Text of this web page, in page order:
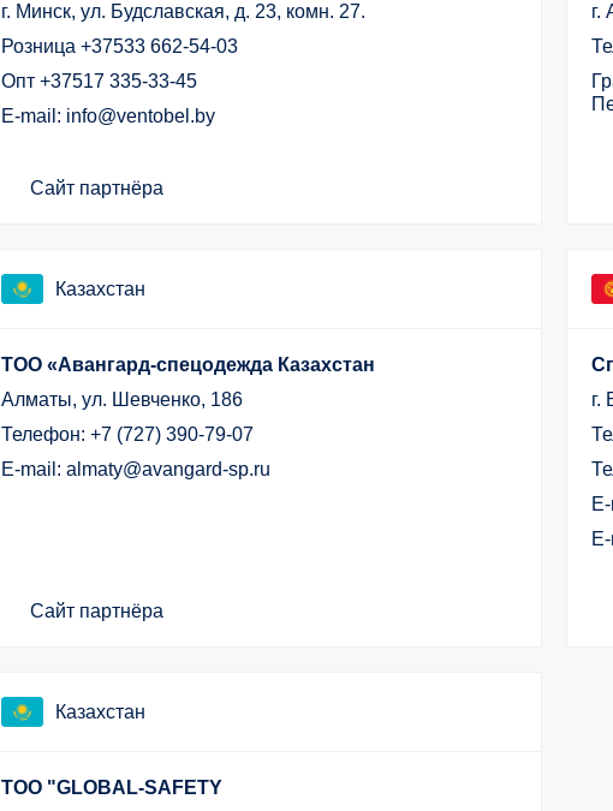
г. Минск, ул. Будславская, д. 23, комн. 27.
Розница +37533 662-54-03
Опт +37517 335-33-45
E-mail: info@ventobel.by
Сайт партнёра
г.
Казахстан
ТОО «Авангард-спецодежда Казахстан
Алматы, ул. Шевченко, 186
Телефон: +7 (727) 390-79-07
E-mail: almaty@avangard-sp.ru
Сайт партнёра
г.
Казахстан
ТОО "GLOBAL-SAFETY